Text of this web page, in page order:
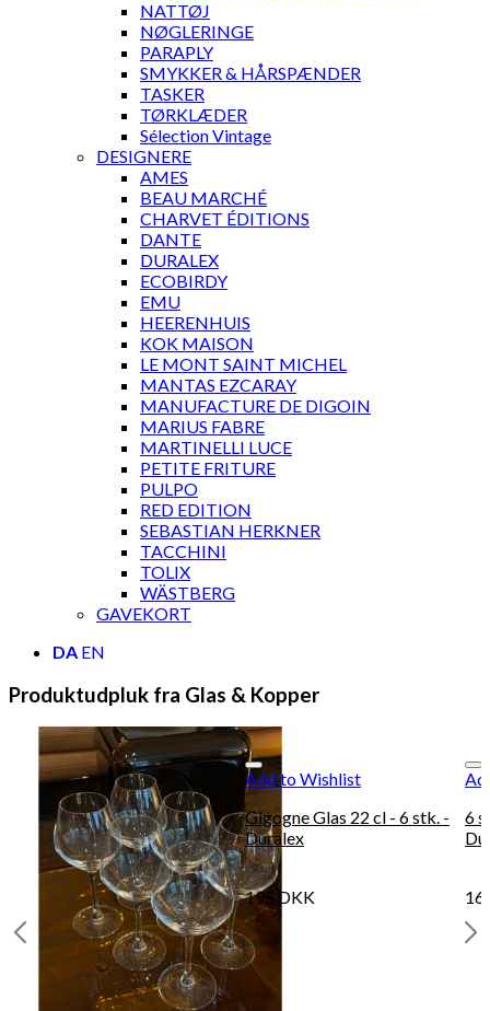
NATTØJ
NØGLERINGE
PARAPLY
SMYKKER & HÅRSPÆNDER
TASKER
TØRKLÆDER
Sélection Vintage
DESIGNERE
AMES
BEAU MARCHÉ
CHARVET ÉDITIONS
DANTE
DURALEX
ECOBIRDY
EMU
HEERENHUIS
KOK MAISON
LE MONT SAINT MICHEL
MANTAS EZCARAY
MANUFACTURE DE DIGOIN
MARIUS FABRE
MARTINELLI LUCE
PETITE FRITURE
PULPO
RED EDITION
SEBASTIAN HERKNER
TACCHINI
TOLIX
WÄSTBERG
GAVEKORT
DA EN
Produktudpluk fra Glas & Kopper
Add to Wishlist
Gigogne Glas 22 cl - 6 stk. -
Duralex
195 DKK
6